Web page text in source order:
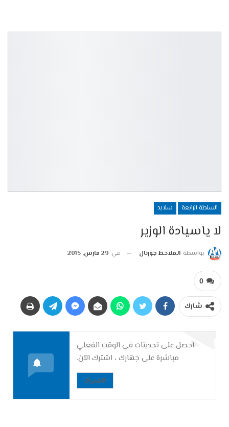
السلطة الرابعة سلايد
لا ياسيادة الوزير
بواسطة الملاحظ جورنال في 29 مارس, 2015
0
شارك
احصل على تحديثات في الوقت الفعلي
مباشرة على جهازك ، اشترك الآن.
الاشتراك